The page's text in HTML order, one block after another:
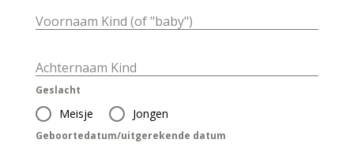
Voornaam Kind (of "baby")
Achternaam Kind
Geslacht
Meisje Jongen
Geboortedatum/uitgerekende datum